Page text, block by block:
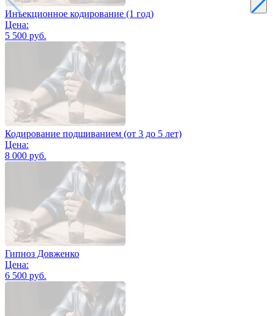
Инъекционное кодирование (1 год)
Цена:
5 500 руб.
Кодирование подшиванием (от 3 до 5 лет)
Цена:
8 000 руб.
Гипноз Довженко
Цена:
6 500 руб.